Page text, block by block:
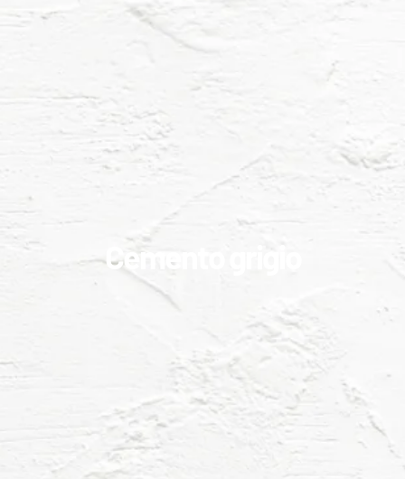
Cemento grigio